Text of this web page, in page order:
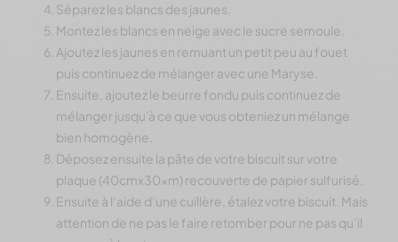
Séparez les blancs des jaunes.
Montez les blancs en neige avec le sucre semoule.
Ajoutez les jaunes en remuant un petit peu au fouet
puis continuez de mélanger avec une Maryse.
Ensuite, ajoutez le beurre fondu puis continuez de
mélanger jusqu'à ce que vous obteniez un mélange
bien homogène.
Déposez ensuite la pâte de votre biscuit sur votre
plaque (40cmx30xm) recouverte de papier sulfurisé.
Ensuite à l’aide d’une cuillère, étalez votre biscuit. Mais
attention de ne pas le faire retomber pour ne pas qu’il